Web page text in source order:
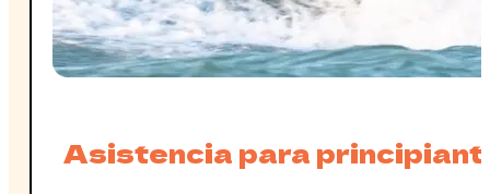
Asistencia para